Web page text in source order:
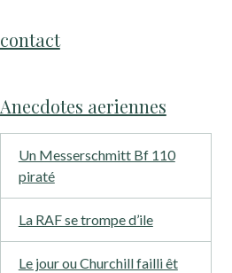
contact
Anecdotes aeriennes
Un Messerschmitt Bf 110
piraté
La RAF se trompe d’ile
Le jour ou Churchill failli êt